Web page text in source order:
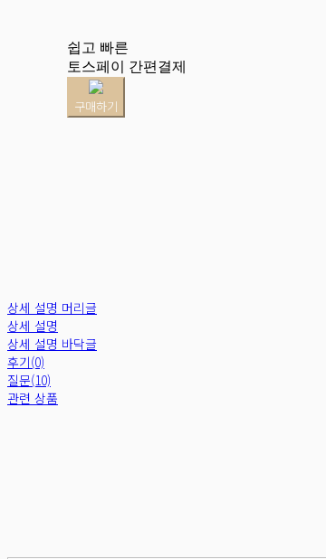
쉽고 빠른
토스페이 간편결제
구매하기
상세 설명 머리글
상세 설명
상세 설명 바닥글
후기(0)
질문(10)
관련 상품